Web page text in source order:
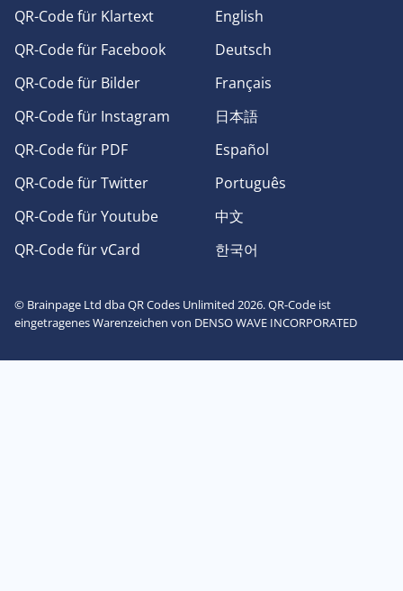
QR-Code für Klartext
QR-Code für Facebook
QR-Code für Bilder
QR-Code für Instagram
QR-Code für PDF
QR-Code für Twitter
QR-Code für Youtube
QR-Code für vCard
English
Deutsch
Français
日本語
Español
Português
中文
한국어
© Brainpage Ltd dba QR Codes Unlimited 2026. QR-Code ist
eingetragenes Warenzeichen von DENSO WAVE INCORPORATED